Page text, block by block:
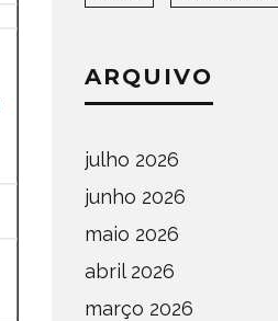
ARQUIVO
julho 2026
junho 2026
maio 2026
abril 2026
março 2026